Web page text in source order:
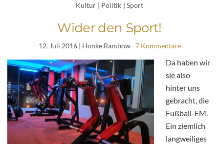
Kultur | Politik | Sport
Wider den Sport!
12. Juli 2016| Honke Rambow 7 Kommentare
Da haben wir
sie also
hinter uns
gebracht, die
Fußball-EM.
Ein ziemlich
langweiliges